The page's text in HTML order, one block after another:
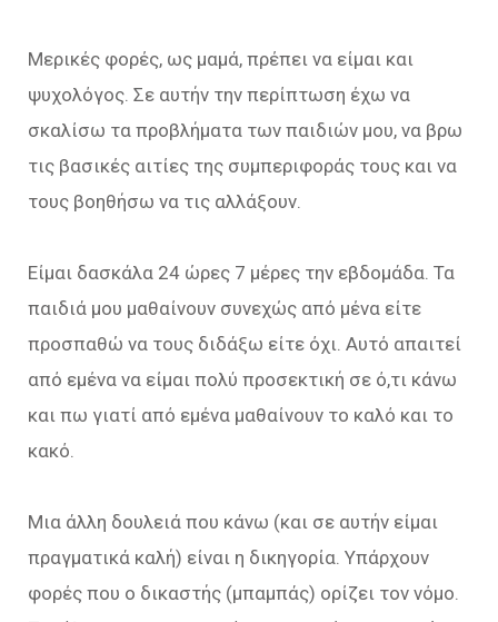
Μερικές φορές, ως μαμά, πρέπει να είμαι και
ψυχολόγος. Σε αυτήν την περίπτωση έχω να
σκαλίσω τα προβλήματα των παιδιών μου, να βρω
τις βασικές αιτίες της συμπεριφοράς τους και να
τους βοηθήσω να τις αλλάξουν.
Είμαι δασκάλα 24 ώρες 7 μέρες την εβδομάδα. Τα
παιδιά μου μαθαίνουν συνεχώς από μένα είτε
προσπαθώ να τους διδάξω είτε όχι. Αυτό απαιτεί
από εμένα να είμαι πολύ προσεκτική σε ό,τι κάνω
και πω γιατί από εμένα μαθαίνουν το καλό και το
κακό.
Μια άλλη δουλειά που κάνω (και σε αυτήν είμαι
πραγματικά καλή) είναι η δικηγορία. Υπάρχουν
φορές που ο δικαστής (μπαμπάς) ορίζει τον νόμο.